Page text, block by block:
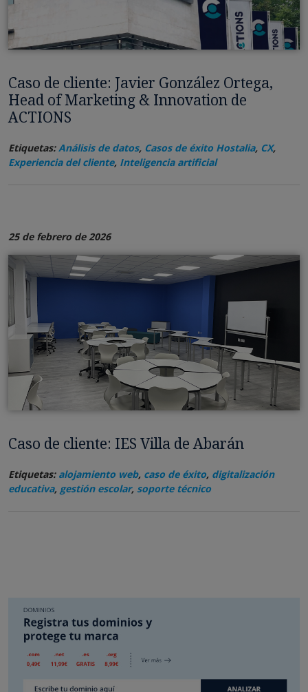
Caso de cliente: Javier González Ortega,
Head of Marketing & Innovation de
ACTIONS
Etiquetas: Análisis de datos, Casos de éxito Hostalia, CX,
Experiencia del cliente, Inteligencia artificial
25 de febrero de 2026
Caso de cliente: IES Villa de Abarán
Etiquetas: alojamiento web, caso de éxito, digitalización
educativa, gestión escolar, soporte técnico